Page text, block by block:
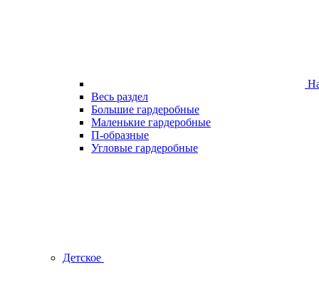
Весь раздел
Большие гардеробные
Маленькие гардеробные
П-образные
Угловые гардеробные
Детское